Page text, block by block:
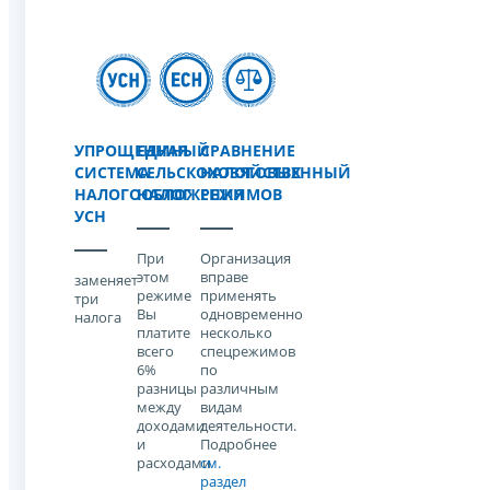
УПРОЩЕННАЯ
СИСТЕМА
НАЛОГООБЛОЖЕНИЯ
УСН
заменяет
три
налога
ЕДИНЫЙ
СЕЛЬСКОХОЗЯЙСТВЕННЫЙ
НАЛОГ
При
этом
режиме
Вы
платите
всего
6%
разницы
между
доходами
и
расходами
СРАВНЕНИЕ
НАЛОГОВЫХ
РЕЖИМОВ
Организация
вправе
применять
одновременно
несколько
спецрежимов
по
различным
видам
деятельности.
Подробнее
см.
раздел